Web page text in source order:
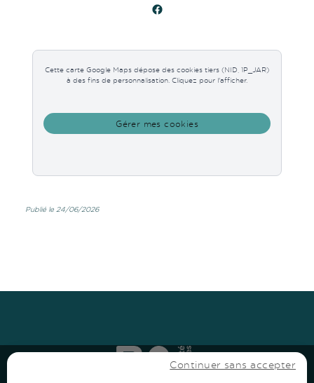
Facebook
Cette carte Google Maps dépose des cookies tiers (NID, 1P_JAR)
à des fins de personnalisation. Cliquez pour l'afficher.
Gérer mes cookies
Publié le 24/06/2026
Continuer sans accepter